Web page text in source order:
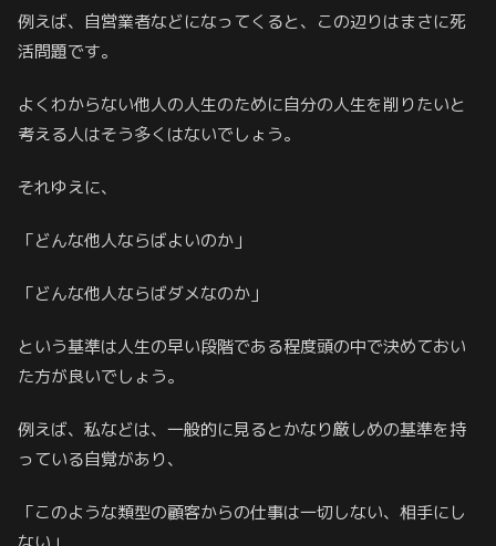
例えば、自営業者などになってくると、この辺りはまさに死
活問題です。
よくわからない他人の人生のために自分の人生を削りたいと
考える人はそう多くはないでしょう。
それゆえに、
「どんな他人ならばよいのか」
「どんな他人ならばダメなのか」
という基準は人生の早い段階である程度頭の中で決めておい
た方が良いでしょう。
例えば、私などは、一般的に見るとかなり厳しめの基準を持
っている自覚があり、
「このような類型の顧客からの仕事は一切しない、相手にし